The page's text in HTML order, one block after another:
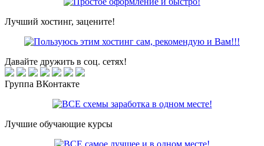
Лучший хостинг, зацените!
Давайте дружить в соц. сетях!
Группа ВКонтакте
Лучшие обучающие курсы